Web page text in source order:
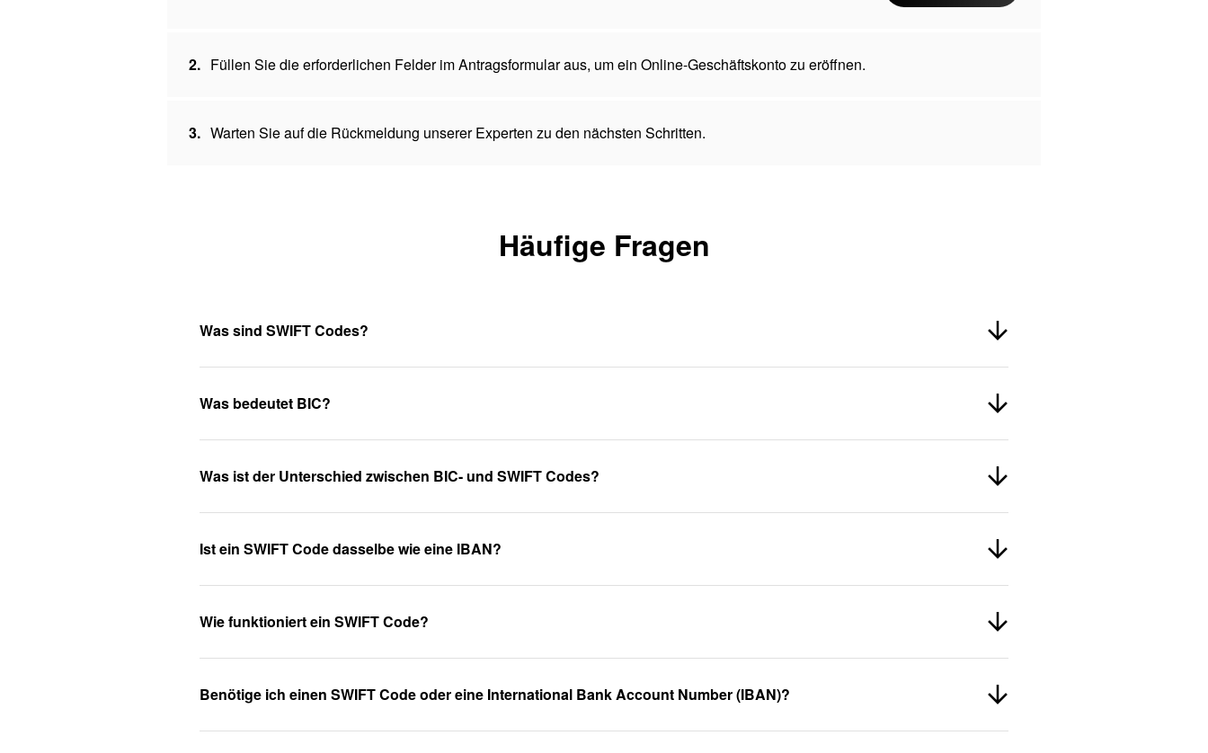
2. Füllen Sie die erforderlichen Felder im Antragsformular aus, um ein Online-Geschäftskonto zu eröffnen.
3. Warten Sie auf die Rückmeldung unserer Experten zu den nächsten Schritten.
Häufige Fragen
Was sind SWIFT Codes?
Was bedeutet BIC?
Was ist der Unterschied zwischen BIC- und SWIFT Codes?
Ist ein SWIFT Code dasselbe wie eine IBAN?
Wie funktioniert ein SWIFT Code?
Benötige ich einen SWIFT Code oder eine International Bank Account Number (IBAN)?